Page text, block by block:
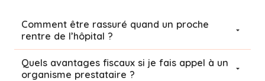
Comment être rassuré quand un proche
rentre de l’hôpital ?
Quels avantages fiscaux si je fais appel à un
organisme prestataire ?